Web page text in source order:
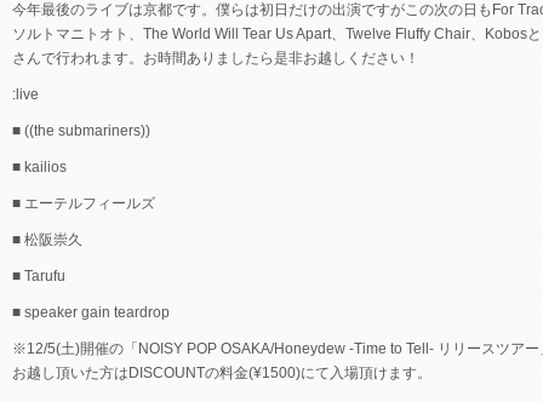
今年最後のライブは京都です。僕らは初日だけの出演ですがこの次の日もFor
ソルトマニトオト、The World Will Tear Us Apart、Twelve Fluffy Chair、Kobos
さんで行われます。お時間ありましたら是非お越しください！
:live
■ ((the submariners))
■ kailios
■ エーテルフィールズ
■ 松阪崇久
■ Tarufu
■ speaker gain teardrop
※12/5(土)開催の「NOISY POP OSAKA/Honeydew -Time to Tell- リリースツア
お越し頂いた方はDISCOUNTの料金(¥1500)にて入場頂けます。